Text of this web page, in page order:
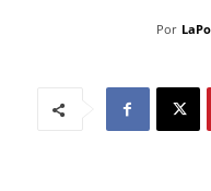
Por